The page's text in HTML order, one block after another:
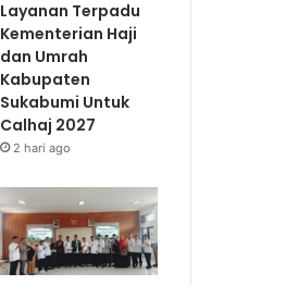
Layanan Terpadu
Kementerian Haji
dan Umrah
Kabupaten
Sukabumi Untuk
Calhaj 2027
2 hari ago